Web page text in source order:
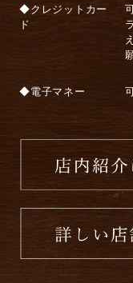
◆クレジットカー
ド
◆電子マネー